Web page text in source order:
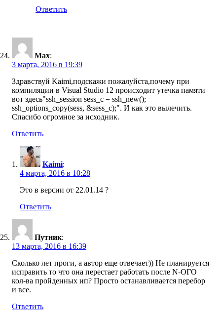
Ответить
Max:
3 марта, 2016 в 19:39
Здравствуй Kaimi,подскажи пожалуйста,почему при
компиляции в Visual Studio 12 происходит утечка памяти
вот здесь"ssh_session sess_c = ssh_new();
ssh_options_copy(sess, &sess_c);". И как это вылечить.
Спасибо огромное за исходник.
Ответить
Kaimi:
4 марта, 2016 в 10:28
Это в версии от 22.01.14 ?
Ответить
Путник:
13 марта, 2016 в 16:39
Сколько лет проги, а автор еще отвечает)) Не планируется
исправить то что она перестает работать после N-ОГО
кол-ва пройденных ип? Просто останавливается перебор
и все.
Ответить